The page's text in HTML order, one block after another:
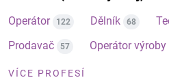
Operátor 122 Dělník 68
Prodavač 57 Operátor výroby
VÍCE PROFESÍ